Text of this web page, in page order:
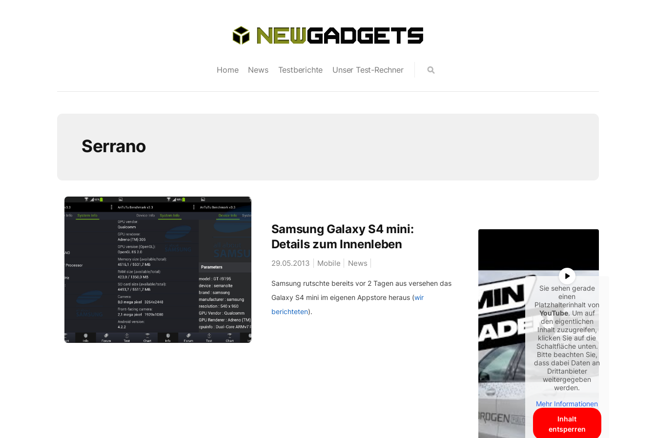
Home News Testberichte Unser Test-Rechner
Serrano
Samsung Galaxy S4 mini:
Details zum Innenleben
29.05.2013 Mobile News
Samsung rutschte bereits vor 2 Tagen aus versehen das
Galaxy S4 mini im eigenen Appstore heraus (wir
berichteten).
Sie sehen gerade
einen
Platzhalterinhalt von
YouTube. Um auf
den eigentlichen
Inhalt zuzugreifen,
klicken Sie auf die
Schaltfläche unten.
Bitte beachten Sie,
dass dabei Daten an
Drittanbieter
weitergegeben
werden.
Mehr Informationen
Inhalt
entsperren